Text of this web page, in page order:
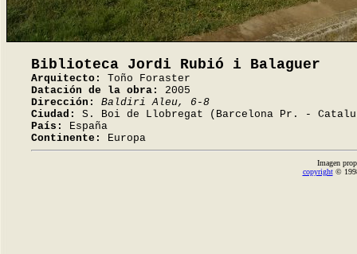
Biblioteca Jordi Rubió i Balaguer
Arquitecto:
Toño Foraster
Datación de la obra:
2005
Dirección:
Baldiri Aleu, 6-8
Ciudad:
S. Boi de Llobregat (Barcelona Pr. -
País:
España
Continente:
Europa
Imagen
copyright©